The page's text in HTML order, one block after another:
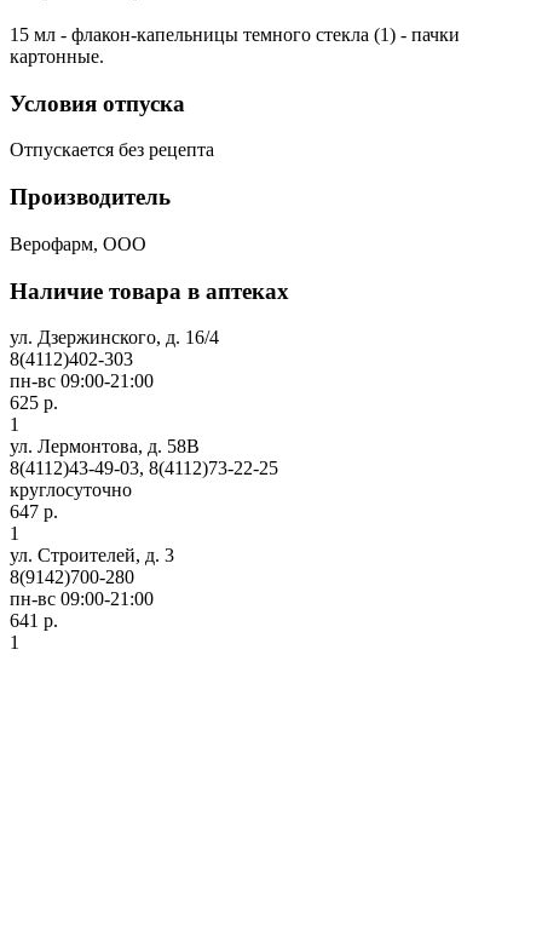
15 мл - флакон-капельницы темного стекла (1) - пачки
картонные.
Условия отпуска
Отпускается без рецепта
Производитель
Верофарм, ООО
Наличие товара в аптеках
ул. Дзержинского, д. 16/4
8(4112)402-303
пн-вс 09:00-21:00
625 р.
1
ул. Лермонтова, д. 58В
8(4112)43-49-03, 8(4112)73-22-25
круглосуточно
647 р.
1
ул. Строителей, д. 3
8(9142)700-280
пн-вс 09:00-21:00
641 р.
1